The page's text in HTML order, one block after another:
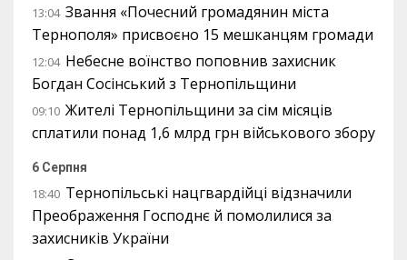
13:04 Звання «Почесний громадянин міста
Тернополя» присвоєно 15 мешканцям громади
12:04 Небесне воїнство поповнив захисник
Богдан Сосінський з Тернопільщини
09:10 Жителі Тернопільщини за сім місяців
сплатили понад 1,6 млрд грн військового збору
6 Серпня
18:40 Тернопільські нацгвардійці відзначили
Преображення Господнє й помолилися за
захисників України